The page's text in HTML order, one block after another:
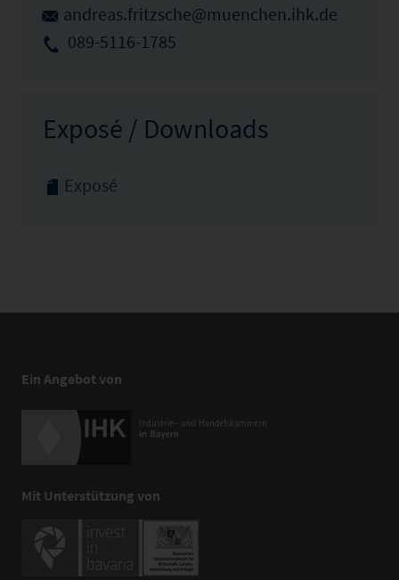
andreas.fritzsche@muenchen.ihk.de
089-5116-1785
Exposé / Downloads
Exposé
Ein Angebot von
Mit Unterstützung von